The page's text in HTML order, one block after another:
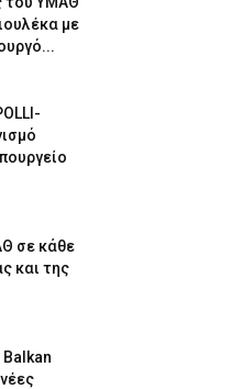
με
σε κάθε
και της